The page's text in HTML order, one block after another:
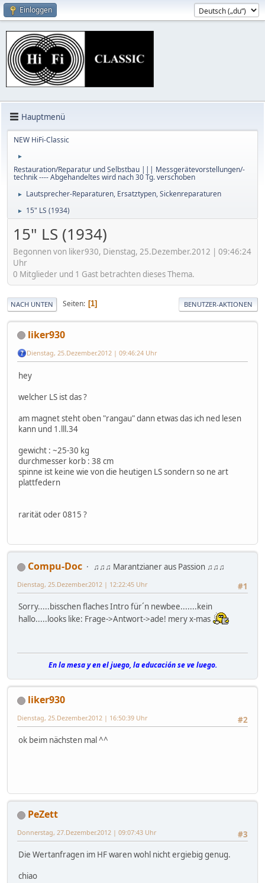
Einloggen
Hauptmenü
NEW HiFi-Classic
►
Restauration/Reparatur und Selbstbau ||| Messgerätevorstellungen/-
technik ---- Abgehandeltes wird nach 30 Tg. verschoben
► Lautsprecher-Reparaturen, Ersatztypen, Sickenreparaturen
► 15" LS (1934)
15" LS (1934)
Begonnen von liker930, Dienstag, 25.Dezember.2012 | 09:46:24
Uhr
0 Mitglieder und 1 Gast betrachten dieses Thema.
NACH UNTEN Seiten 1 BENUTZER-AKTIONEN
liker930
Dienstag, 25.Dezember.2012 | 09:46:24 Uhr
hey
welcher LS ist das ?
am magnet steht oben "rangau" dann etwas das ich ned lesen
kann und 1.lll.34
gewicht : ~25-30 kg
durchmesser korb : 38 cm
spinne ist keine wie von die heutigen LS sondern so ne art
plattfedern
rarität oder 0815 ?
Compu-Doc
♫♫♫ Marantzianer aus Passion ♫♫♫
#1
Dienstag, 25.Dezember.2012 | 12:22:45 Uhr
Sorry.....bisschen flaches Intro für´n newbee.......kein
hallo.....looks like: Frage->Antwort->ade! mery x-mas
En la mesa y en el juego, la educación se ve luego.
liker930
#2
Dienstag, 25.Dezember.2012 | 16:50:39 Uhr
ok beim nächsten mal ^^
PeZett
#3
Donnerstag, 27.Dezember.2012 | 09:07:43 Uhr
Die Wertanfragen im HF waren wohl nicht ergiebig genug.
chiao